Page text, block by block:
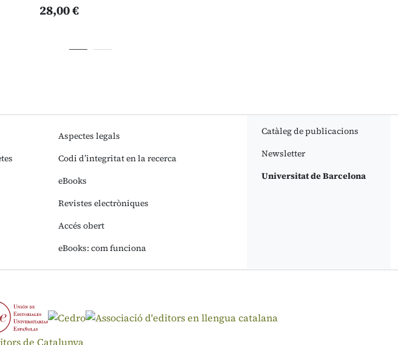
28,00 €
Aspectes legals
Codi d’integritat en la recerca
eBooks
Revistes electròniques
Accés obert
eBooks: com funciona
Catàleg de publicacions
Newsletter
Universitat de Barcelona